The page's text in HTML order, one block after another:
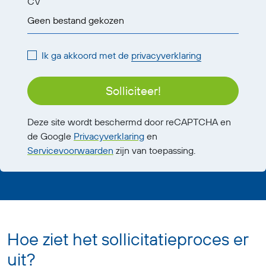
Geen bestand gekozen
Ik ga akkoord met de privacyverklaring
Solliciteer!
Deze site wordt beschermd door reCAPTCHA en
de Google Privacyverklaring en
Servicevoorwaarden zijn van toepassing.
Hoe ziet het sollicitatieproces er
uit?